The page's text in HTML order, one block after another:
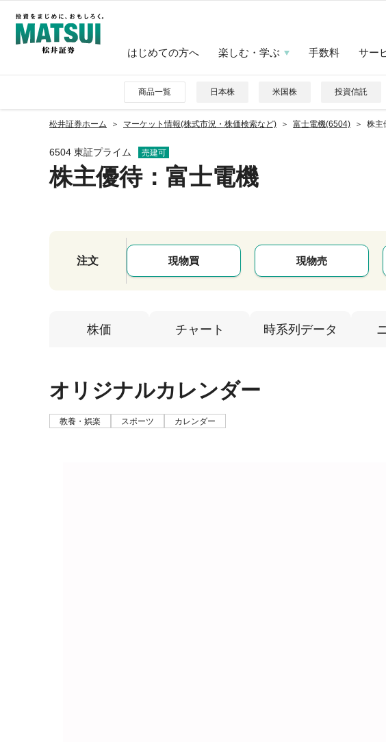
はじめての方へ 楽しむ・学ぶ 手数料 サー
商品一覧 日本株 米国株 投資信託
松井証券ホーム マーケット情報(株式市況・株価検索など) 富士電機(6504) 株主
6504 東証プライム 売建可
株主優待：富士電機
注文 現物買 現物売
株価 チャート 時系列データ
オリジナルカレンダー
教養・娯楽 スポーツ カレンダー